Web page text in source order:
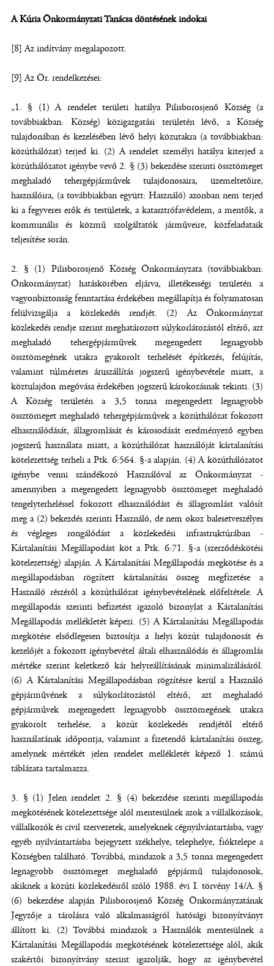
A Kúria Önkormányzati Tanácsa döntésének indokai
[8] Az indítvány megalapozott.
[9] Az Ör. rendelkezései:
„1. § (1) A rendelet területi hatálya Pilisborosjenő Község (a
továbbiakban: Község) közigazgatási területén lévő, a Község
tulajdonában és kezelésében lévő helyi közutakra (a továbbiakban:
közúthálózat) terjed ki. (2) A rendelet személyi hatálya kiterjed a
közúthálózatot igénybe vevő 2. § (3) bekezdése szerinti össztömeget
meghaladó tehergépjárművek tulajdonosaira, üzemeltetőire,
használóira, (a továbbiakban együtt: Használó) azonban nem terjed
ki a fegyveres erők és testületek, a katasztrófavédelem, a mentők, a
kommunális és közmű szolgáltatók járműveire, közfeladataik
teljesítése során.
2. § (1) Pilisborosjenő Község Önkormányzata (továbbiakban:
Önkormányzat) hatáskörében eljárva, illetékességi területén a
vagyonbiztonság fenntartása érdekében megállapítja és folyamatosan
felülvizsgálja a közlekedés rendjét. (2) Az Önkormányzat
közlekedés rendje szerint meghatározott súlykorlátozástól eltérő, azt
meghaladó tehergépjárművek megengedett legnagyobb
össztömegének utakra gyakorolt terhelését építkezés, felújítás,
valamint túlméretes áruszállítás jogszerű igénybevétele miatt, a
köztulajdon megóvása érdekében jogszerű károkozásnak tekinti. (3)
A Község területén a 3,5 tonna megengedett legnagyobb
össztömeget meghaladó tehergépjárművek a közúthálózat fokozott
elhasználódását, állagromlását és károsodását eredményező egyben
jogszerű használata miatt, a közúthálózat használóját kártalanítási
kötelezettség terheli a Ptk. 6:564. §-a alapján. (4) A közúthálózatot
igénybe venni szándékozó Használóval az Önkormányzat -
amennyiben a megengedett legnagyobb össztömeget meghaladó
tengelyterheléssel fokozott elhasználódást és állagromlást valósít
meg a (2) bekezdés szerinti Használó, de nem okoz balesetveszélyes
és végleges rongálódást a közlekedési infrastruktúrában -
Kártalanítási Megállapodást köt a Ptk. 6:71. §-a (szerződéskötési
kötelezettség) alapján. A Kártalanítási Megállapodás megkötése és a
megállapodásban rögzített kártalanítási összeg megfizetése a
Használó részéről a közúthálózat igénybevételének előfeltétele. A
megállapodás szerinti befizetést igazoló bizonylat a Kártalanítási
Megállapodás mellékletét képezi. (5) A Kártalanítási Megállapodás
megkötése elsődlegesen biztosítja a helyi közút tulajdonosát és
kezelőjét a fokozott igénybevétel általi elhasználódás és állagromlás
mértéke szerint keletkező kár helyreállításának minimalizálásáról.
(6) A Kártalanítási Megállapodásban rögzítésre kerül a Használó
gépjárművének a súlykorlátozástól eltérő, azt meghaladó
gépjárművek megengedett legnagyobb össztömegének utakra
gyakorolt terhelése, a közút közlekedés rendjétől eltérő
használatának időpontja, valamint a fizetendő kártalanítási összeg,
amelynek mértékét jelen rendelet mellékletét képező 1. számú
táblázata tartalmazza.
3. § (1) Jelen rendelet 2. § (4) bekezdése szerinti megállapodás
megkötésének kötelezettsége alól mentesülnek azok a vállalkozások,
vállalkozók és civil szervezetek, amelyeknek cégnyilvántartásba, vagy
egyéb nyilvántartásba bejegyzett székhelye, telephelye, fióktelepe a
Községben található. Továbbá, mindazok a 3,5 tonna megengedett
legnagyobb össztömeget meghaladó gépjármű tulajdonosok,
akiknek a közúti közlekedésről szóló 1988. évi I. törvény 14/A. §
(6) bekezdése alapján Pilisborosjenő Község Önkormányzatának
Jegyzője a tárolásra való alkalmasságról hatósági bizonyítványt
állított ki. (2) Továbbá mindazok a Használók mentesülnek a
Kártalanítási Megállapodás megkötésének kötelezettsége alól, akik
szakértői bizonyítvány szerint igazolják, hogy az igénybevétel